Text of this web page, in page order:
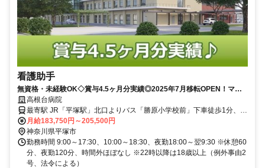
看護助手
無資格・未経験OK◇賞与4.5ヶ月分実績◎2025年7月移転OPEN！マイ
カー通勤可◆年間休日125日【平塚市、平塚駅、療養型病院、看護助
手、正職員】
高根台病院
最寄駅 JR「平塚駅」北口よりバス「勝原小学校前」下車徒歩1分、小
田急線「伊勢原駅」よりバス「勝原小学校前」下車徒歩1分
月給183,750円～205,500円
神奈川県平塚市
勤務時間 9:00～17:30、10:00～18:30、夜勤18:00～翌9:30 ※休憩60
分、夜勤120分、時間外ほぼなし ※22時以降は18歳以上（例外事由2
号、法令による）